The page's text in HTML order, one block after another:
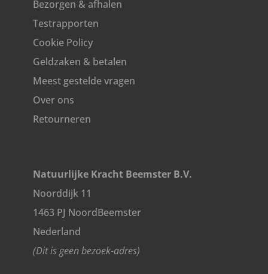
Bezorgen & afhalen
Testrapporten
Cookie Policy
Geldzaken & betalen
Meest gestelde vragen
Over ons
Retourneren
Natuurlijke Kracht Beemster B.V.
Noorddijk 11
1463 PJ NoordBeemster
Nederland
(Dit is geen bezoek-adres)